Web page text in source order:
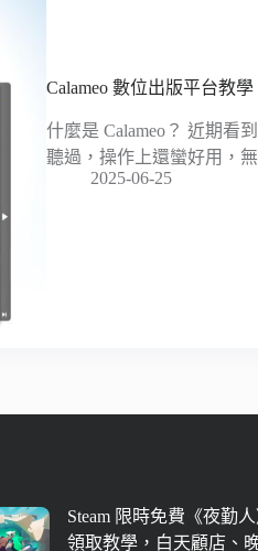
Calameo 數位出版平台教
什麼是 Calameo？ 近期看
聽過，操作上還蠻好用，
2025-06-25
Steam 限時免費《夜勤
領取教學，白天顧店、